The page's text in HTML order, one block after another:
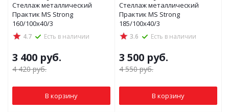
Стеллаж металлический
Практик MS Strong
160/100x40/3
4.7 Есть в наличии
3 400 руб.
4 420руб.
В корзину
Стеллаж металлический
Практик MS Strong
185/100x40/3
3.6 Есть в наличии
3 500 руб.
4 550руб.
В корзину